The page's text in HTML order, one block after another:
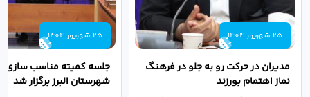
25 شهریور 1404
مدیران در حرکت رو به جلو در فرهنگ
نماز اهتمام بورزند
25 شهریور 1404
جلسه کمیته مناسب سازی
شهرستان البرز برگزار شد